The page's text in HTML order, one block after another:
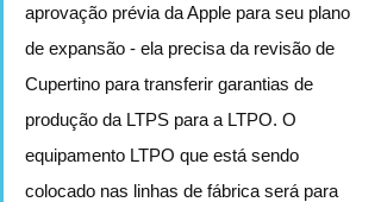
aprovação prévia da Apple para seu plano
de expansão - ela precisa da revisão de
Cupertino para transferir garantias de
produção da LTPS para a LTPO. O
equipamento LTPO que está sendo
colocado nas linhas de fábrica será para